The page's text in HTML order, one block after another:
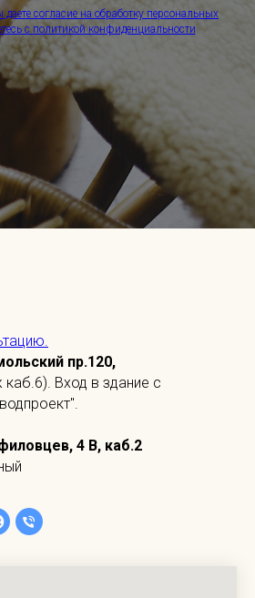
согласие на обработку персональных
c политикой конфиденциальности
пр.120,
Вход в здание с
4 В, каб.2